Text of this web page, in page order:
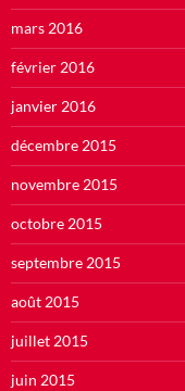
mars 2016
février 2016
janvier 2016
décembre 2015
novembre 2015
octobre 2015
septembre 2015
août 2015
juillet 2015
juin 2015